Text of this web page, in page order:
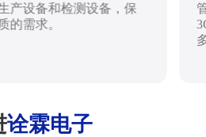
产设备和检测设备，保
的需求。
诠霖电子